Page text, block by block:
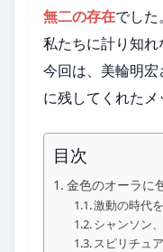
無二の存在でした
私たちに計り知れ
今回は、美輪明
に残してくれたメ
目次
金色のオーラに
激動の時代
シャンソン
スピリチュ